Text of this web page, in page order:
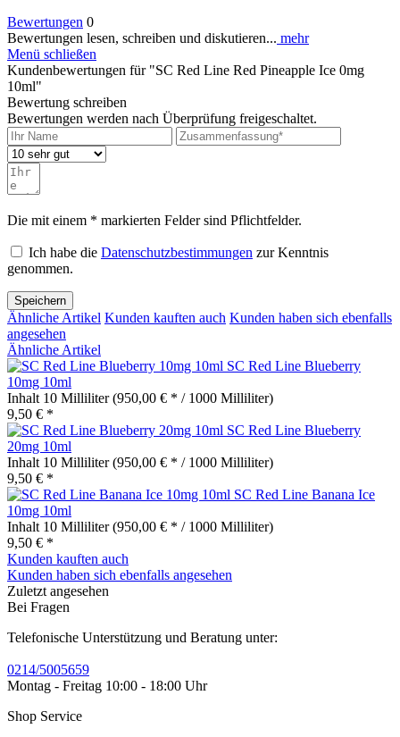
Bewertungen 0
Bewertungen lesen, schreiben und diskutieren... mehr
Menü schließen
Kundenbewertungen für "SC Red Line Red Pineapple Ice 0mg
10ml"
Bewertung schreiben
Bewertungen werden nach Überprüfung freigeschaltet.
Die mit einem * markierten Felder sind Pflichtfelder.
Ich habe die Datenschutzbestimmungen zur Kenntnis
genommen.
Speichern
Ähnliche Artikel Kunden kauften auch Kunden haben sich ebenfalls
angesehen
Ähnliche Artikel
SC Red Line Blueberry
10mg 10ml
Inhalt 10 Milliliter(950,00 € * / 1000 Milliliter)
9,50 € *
SC Red Line Blueberry
20mg 10ml
Inhalt 10 Milliliter(950,00 € * / 1000 Milliliter)
9,50 € *
SC Red Line Banana Ice
10mg 10ml
Inhalt 10 Milliliter(950,00 € * / 1000 Milliliter)
9,50 € *
Kunden kauften auch
Kunden haben sich ebenfalls angesehen
Zuletzt angesehen
Bei Fragen
Telefonische Unterstützung und Beratung unter:
0214/5005659
Montag - Freitag 10:00 - 18:00 Uhr
Shop Service